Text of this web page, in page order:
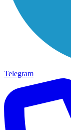
Telegram